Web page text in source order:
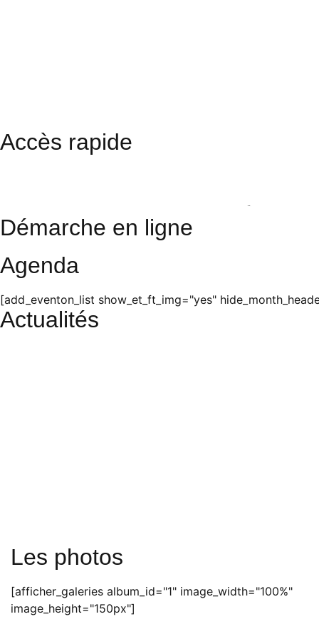
Accès rapide
Photos
Démarche en ligne
Agenda
[add_eventon_list show_et_ft_img="yes"
Actualités
Les photos
[afficher_galeries album_id="1" image_width="100%"
image_height="150px"]